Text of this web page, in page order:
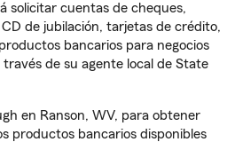
solicitar cuentas de cheques,
de jubilación, tarjetas de crédito,
bancarios para negocios
través de su agente local de State
en Ranson, WV, para obtener
productos bancarios disponibles